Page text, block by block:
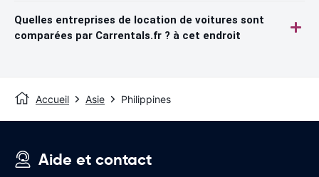
Quelles entreprises de location de voitures sont
comparées par Carrentals.fr ? à cet endroit
Accueil Asie Philippines
Aide et contact